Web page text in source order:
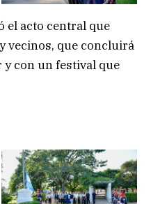
el acto central que
vecinos, que concluirá
con un festival que